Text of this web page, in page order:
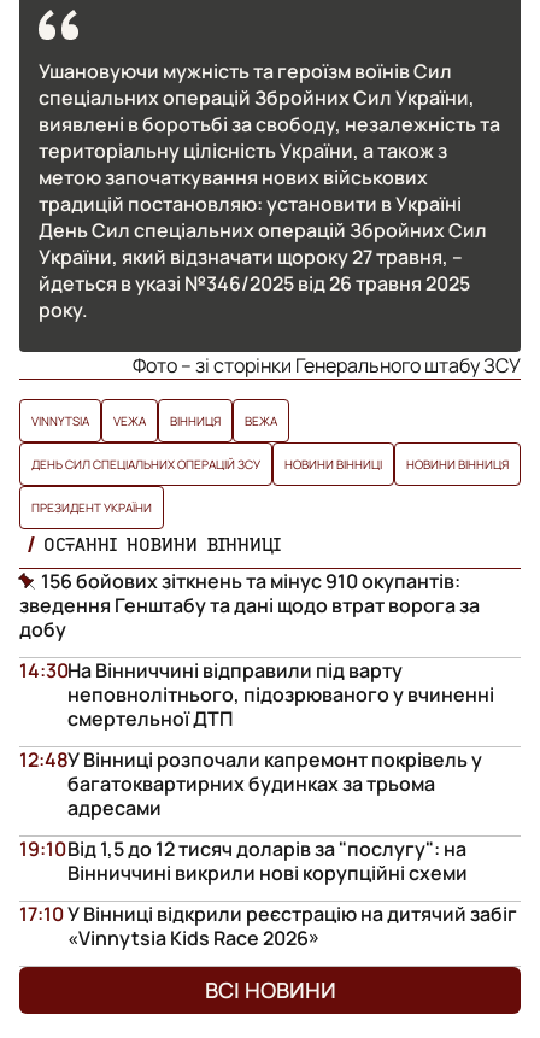
Ушановуючи мужність та героїзм воїнів Сил
спеціальних операцій Збройних Сил України,
виявлені в боротьбі за свободу, незалежність та
територіальну цілісність України, а також з
метою започаткування нових військових
традицій постановляю: установити в Україні
День Сил спеціальних операцій Збройних Сил
України, який відзначати щороку 27 травня, –
йдеться в указі №346/2025 від 26 травня 2025
року.
Фото – зі сторінки Генерального штабу ЗСУ
VINNYTSIA VЕЖА ВІННИЦЯ ВЕЖА
ДЕНЬ СИЛ СПЕЦІАЛЬНИХ ОПЕРАЦІЙ ЗСУ НОВИНИ ВІННИЦІ НОВИНИ ВІННИЦЯ
ПРЕЗИДЕНТ УКРАЇНИ
ОСТАННІ НОВИНИ ВІННИЦІ
156 бойових зіткнень та мінус 910 окупантів:
зведення Генштабу та дані щодо втрат ворога за
добу
На Вінниччині відправили під варту
неповнолітнього, підозрюваного у вчиненні
смертельної ДТП
14:30
У Вінниці розпочали капремонт покрівель у
багатоквартирних будинках за трьома
адресами
12:48
Від 1,5 до 12 тисяч доларів за "послугу": на
Вінниччині викрили нові корупційні схеми
19:10
У Вінниці відкрили реєстрацію на дитячий забіг
«Vinnytsia Kids Race 2026»
17:10
ВСІ НОВИНИ